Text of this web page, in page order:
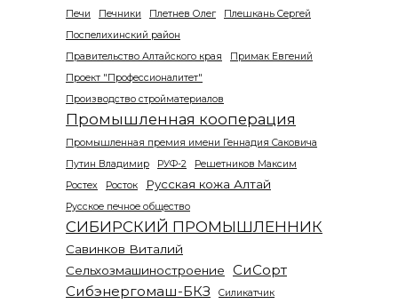
Печи
Печники Плетнев Олег
Плешкань Сергей
Поспелихинский район
Правительство Алтайского края
Примак Евгений
Проект "Профессионалитет"
Производство стройматериалов
Промышленная кооперация
Промышленная премия имени Геннадия Саковича
Путин Владимир
РУФ-2
Решетников Максим
Ростех
Росток Русская кожа Алтай
Русское печное общество
СИБИРСКИЙ ПРОМЫШЛЕННИК
Савинков Виталий
Сельхозмашиностроение
СиСорт
Сибэнергомаш-БКЗ
Силикатчик